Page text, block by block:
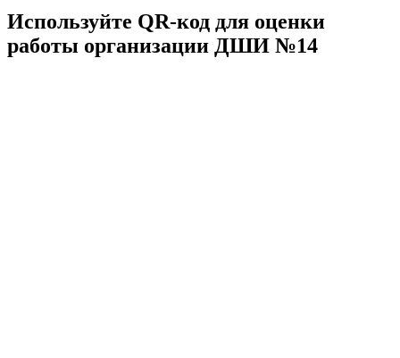
Используйте QR-код для оценки
работы организации ДШИ №14